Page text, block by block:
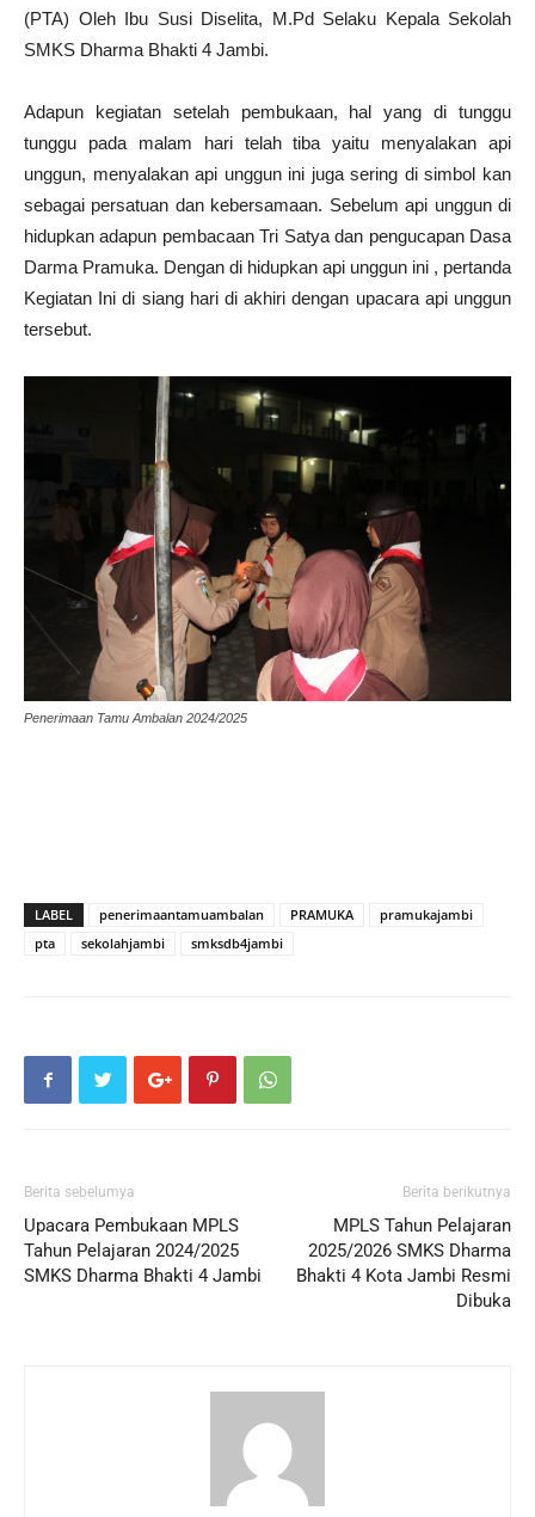
(PTA) Oleh Ibu Susi Diselita, M.Pd Selaku Kepala Sekolah
SMKS Dharma Bhakti 4 Jambi.
Adapun kegiatan setelah pembukaan, hal yang di tunggu
tunggu pada malam hari telah tiba yaitu menyalakan api
unggun, menyalakan api unggun ini juga sering di simbol kan
sebagai persatuan dan kebersamaan. Sebelum api unggun di
hidupkan adapun pembacaan Tri Satya dan pengucapan Dasa
Darma Pramuka. Dengan di hidupkan api unggun ini , pertanda
Kegiatan Ini di siang hari di akhiri dengan upacara api unggun
tersebut.
Penerimaan Tamu Ambalan 2024/2025
LABEL penerimaantamuambalan PRAMUKA
pramukajambi
pta
sekolahjambi smksdb4jambi
Berita sebelumya
Upacara Pembukaan MPLS
Tahun Pelajaran 2024/2025
SMKS Dharma Bhakti 4 Jambi
Berita berikutnya
MPLS Tahun Pelajaran
2025/2026 SMKS Dharma
Bhakti 4 Kota Jambi Resmi
Dibuka